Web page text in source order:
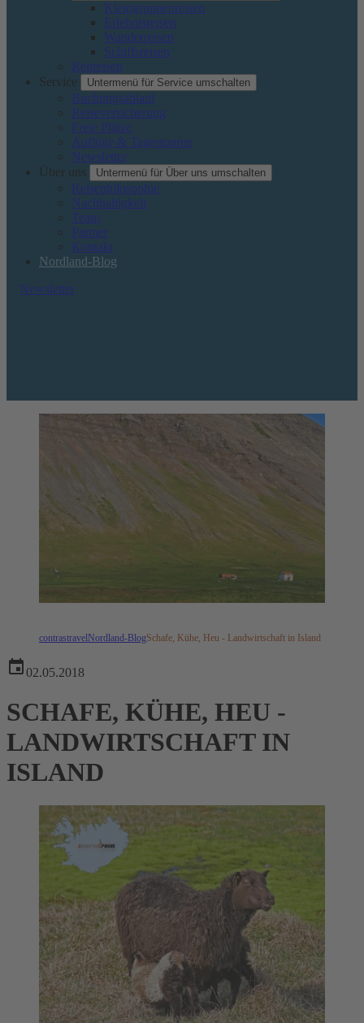
Kleingruppenreisen
Erlebnisreisen
Wanderreisen
Schiffsreisen
Reitreisen
Service
Untermenü für Service umschalten
Buchungsablauf
Reiseversicherung
Freie Plätze
Auflüge & Tagestouren
Newsletter
Über uns
Untermenü für Über uns umschalten
Reisephilosophie
Nachhaltigkeit
Team
Partner
Kontakt
Nordland-Blog
Newsletter
contrastravelNordland-BlogSchafe, Kühe, Heu - Landwirtschaft in Island
02.05.2018
SCHAFE, KÜHE, HEU -
LANDWIRTSCHAFT IN
ISLAND